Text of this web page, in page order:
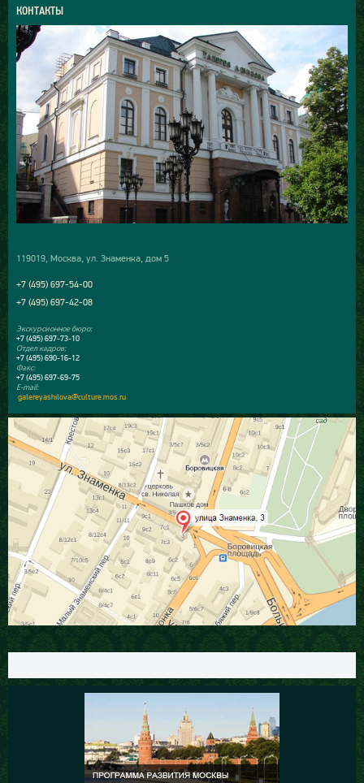
КОНТАКТЫ
119019, Москва, ул. Знаменка, дом 5
+7 (495) 697-54-00
+7 (495) 697-42-08
Экскурсионное бюро:
+7 (495) 697-73-10
Отдел кадров:
+7 (495) 690-16-12
Факс:
+7 (495) 697-69-75
E-mail:
galereyashilova@culture.mos.ru